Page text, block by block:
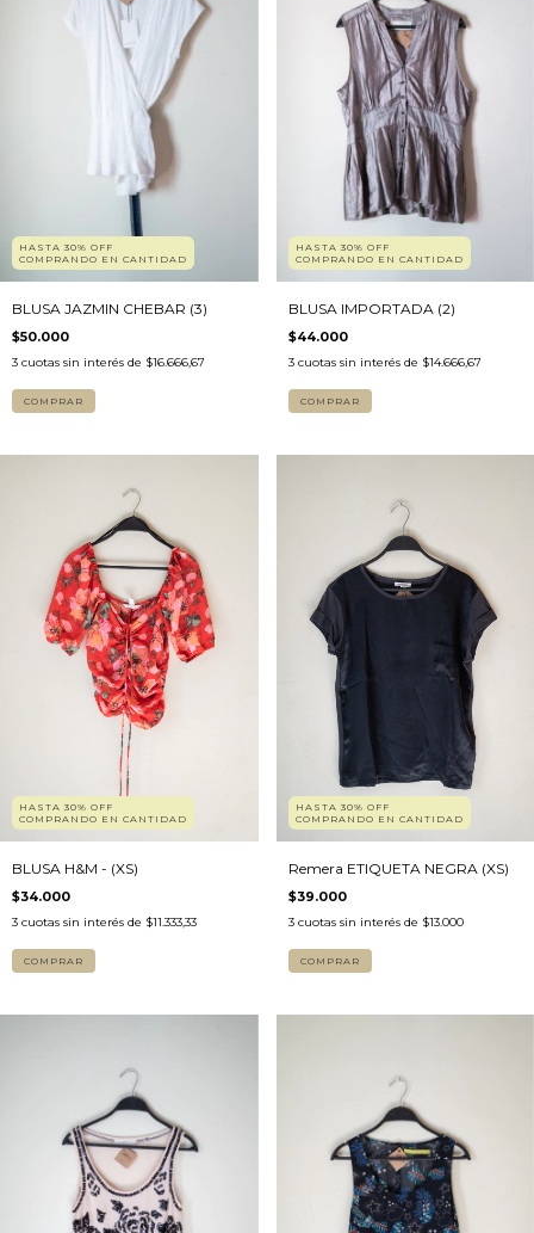
HASTA 30% OFF
COMPRANDO EN CANTIDAD
BLUSA JAZMIN CHEBAR (3)
$50.000
3 cuotas sin interés de $16.666,67
COMPRAR
HASTA 30% OFF
COMPRANDO EN CANTIDAD
BLUSA IMPORTADA (2)
$44.000
3 cuotas sin interés de $14.666,67
COMPRAR
HASTA 30% OFF
COMPRANDO EN CANTIDAD
BLUSA H&M - (XS)
$34.000
3 cuotas sin interés de $11.333,33
COMPRAR
HASTA 30% OFF
COMPRANDO EN CANTIDAD
Remera ETIQUETA NEGRA (XS)
$39.000
3 cuotas sin interés de $13.000
COMPRAR